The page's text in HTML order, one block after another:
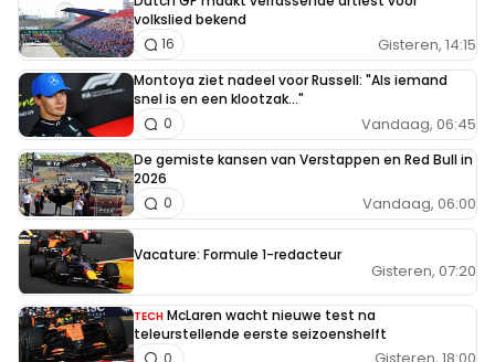
volkslied bekend
Gisteren, 14:15
16
Montoya ziet nadeel voor Russell: "Als iemand
snel is en een klootzak..."
Vandaag, 06:45
0
De gemiste kansen van Verstappen en Red Bull in
2026
Vandaag, 06:00
0
Vacature: Formule 1-redacteur
Gisteren, 07:20
TECH McLaren wacht nieuwe test na
teleurstellende eerste seizoenshelft
0